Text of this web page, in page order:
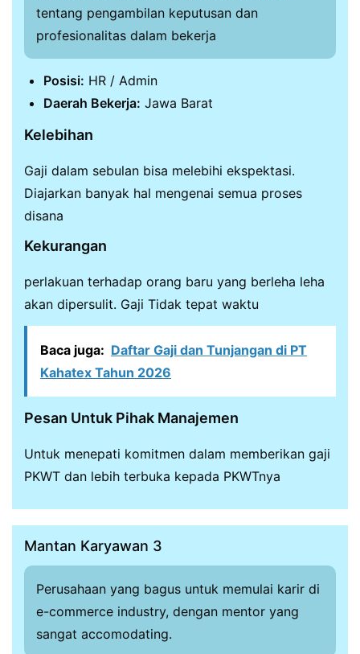
tentang pengambilan keputusan dan
profesionalitas dalam bekerja
Posisi: HR / Admin
Daerah Bekerja: Jawa Barat
Kelebihan
Gaji dalam sebulan bisa melebihi ekspektasi.
Diajarkan banyak hal mengenai semua proses
disana
Kekurangan
perlakuan terhadap orang baru yang berleha leha
akan dipersulit. Gaji Tidak tepat waktu
Baca juga: Daftar Gaji dan Tunjangan di PT
Kahatex Tahun 2026
Pesan Untuk Pihak Manajemen
Untuk menepati komitmen dalam memberikan gaji
PKWT dan lebih terbuka kepada PKWTnya
Mantan Karyawan 3
Perusahaan yang bagus untuk memulai karir di
e-commerce industry, dengan mentor yang
sangat accomodating.